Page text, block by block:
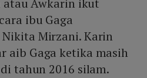
Awkarin ikut
ibu Gaga
Mirzani. Karin
aib Gaga ketika masih
tahun 2016 silam.